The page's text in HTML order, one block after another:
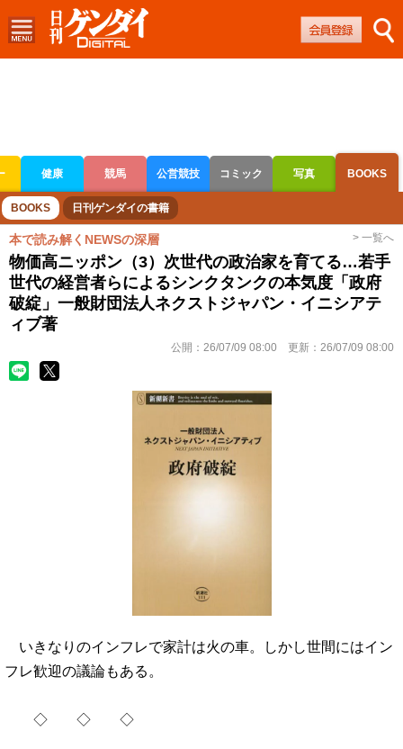
健康 競馬 公営競技 コミック 写真 BOOKS
ボートレース 競輪 オートレース
BOOKS 日刊ゲンダイの書籍
本で読み解くNEWSの深層 > 一覧へ
物価高ニッポン（3）次世代の政治家を育てる…若手
世代の経営者らによるシンクタンクの本気度「政府
破綻」一般財団法人ネクストジャパン・イニシアテ
ィブ著
公開： 26/07/09 08:00 更新： 26/07/09 08:00
いきなりのインフレで家計は火の車。しかし世間にはイン
フレ歓迎の議論もある。
◇ ◇ ◇